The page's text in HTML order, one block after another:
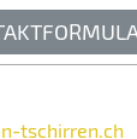
tschirren.ch